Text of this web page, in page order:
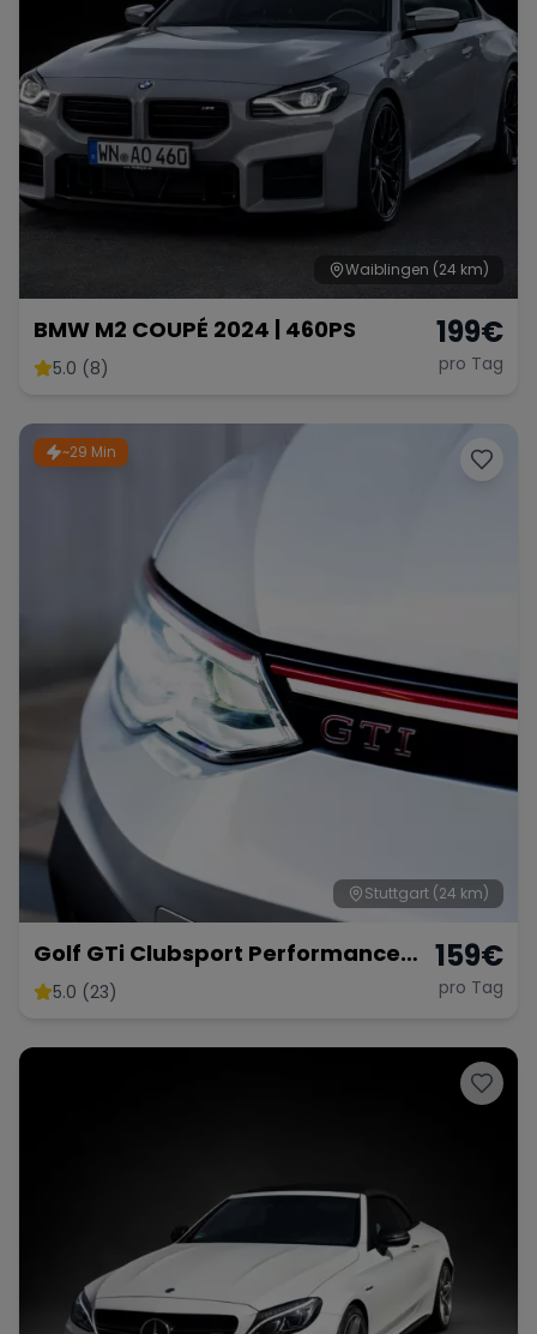
Waiblingen (24 km)
BMW M2 COUPÉ 2024 | 460PS
5.0 (8)
199€
pro Tag
~29 Min
Stuttgart (24 km)
Golf GTi Clubsport Performance
Paket
5.0 (23)
159€
pro Tag